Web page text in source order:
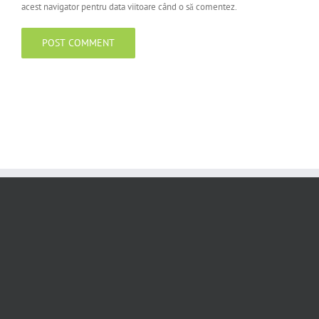
acest navigator pentru data viitoare când o să comentez.